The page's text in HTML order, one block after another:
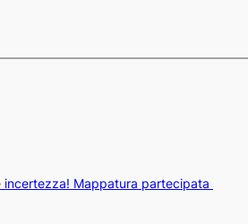
incertezza! Mappatura partecipata